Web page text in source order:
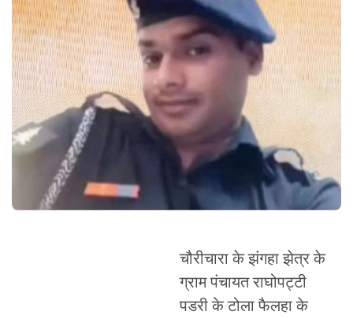
चौरीचारा के झंगहा झेत्र के
ग्राम पंचायत राघोपट्टी
पडरी के टोला फैलहा के